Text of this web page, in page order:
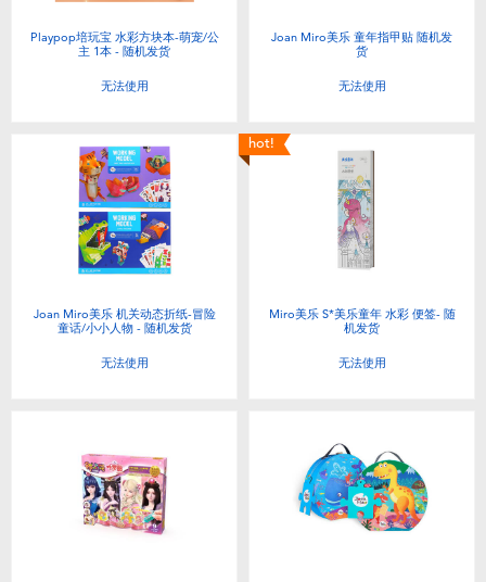
毛绒公仔玩具
婴儿及学前玩具
电池
玩具促销
Playpop培玩宝 水彩方块本-萌宠/公
主 1本 - 随机发货
无法使用
Joan Miro美乐 童年指甲贴 随机发
货
无法使用
Joan Miro美乐 机关动态折纸-冒险
童话/小小人物 - 随机发货
无法使用
hot!
Miro美乐 S*美乐童年 水彩 便签- 随
机发货
无法使用